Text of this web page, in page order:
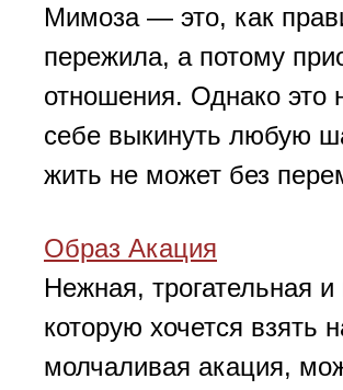
Мимоза — это, как
пережила, а потому
отношения. Однако
себе выкинуть любую
жить не может без
Образ Акация
Нежная, трогательная
которую хочется взять
молчаливая акация,